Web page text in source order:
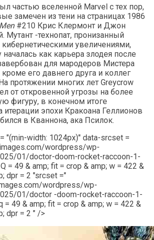
частью вселенной Marvel с тех пор,
замечен из тени на страницах 1986
#210 Крис Клермонт и Джон
-технопат, пронизанный
увеличениями,
началась как карьера злодея после
для мародеров Мистера
его давнего друга и коллег
протяжении многих лет Greycrow
от откровенной угрозы на более
фигуру, в конечном итоге
итерации эпохи Кракоана Геллионов
в Кваннона, ака Псилок.
"(min-width: 1024px)" data-srcset =
wordpress/wp-
01/doctor-doom-rocket-raccoon-1-
= 49 & amp; fit = crop & amp; w = 422 &
dpr = 2 "srcset ="
wordpress/wp-
01/doctor -doom-rocket-raccoon-1-
= 49 & amp; fit = crop & amp; w = 422 &
dpr = 2 " />